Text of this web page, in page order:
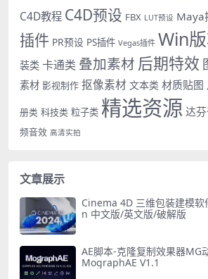
C4D教程 C4D预设 FBX LUT预设 Maya
插件 PR预设 PS插件 Vegas插件 Win
装类 卡通类 叠加素材 后期特效
素材 影视制作 抠像素材 文本类 材质贴图
册类 科技类 粒子类 精选资源 达
频音效 高清实拍
文章展示
Cinema 4D 三维包装建模
n 中文版/英文版/破解版
AE脚本-克隆复制效果器MG
MographAE V1.1